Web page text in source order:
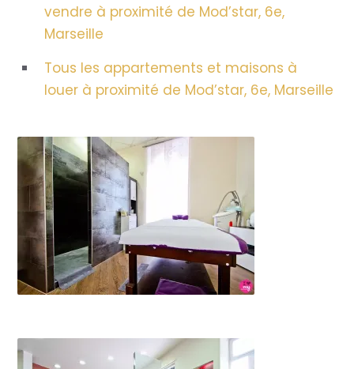
vendre à proximité de Mod’star, 6e,
Marseille
Tous les appartements et maisons à
louer à proximité de Mod’star, 6e, Marseille